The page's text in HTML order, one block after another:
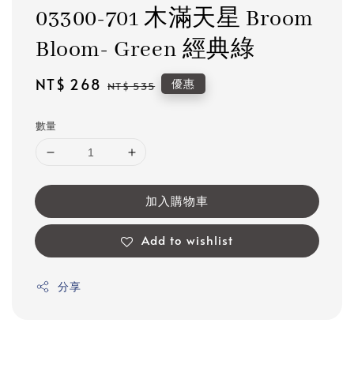
03300-701 木滿天星 Broom
Bloom- Green 經典綠
Sale
NT$ 268 Regular
NT$ 535 優惠
數量
加入購物車
Add to wishlist
分享